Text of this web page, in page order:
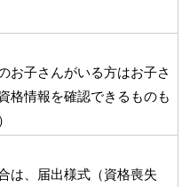
お子さんがいる方はお子さ
格情報を確認できるものも
は、届出様式（資格喪失